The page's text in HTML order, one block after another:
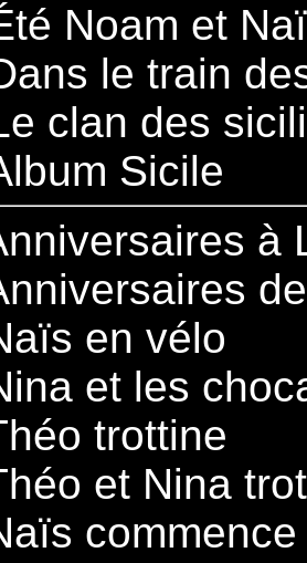
Noam et
le train
clan des
Sicile
à
en vélo
et les
trottine
et Nina